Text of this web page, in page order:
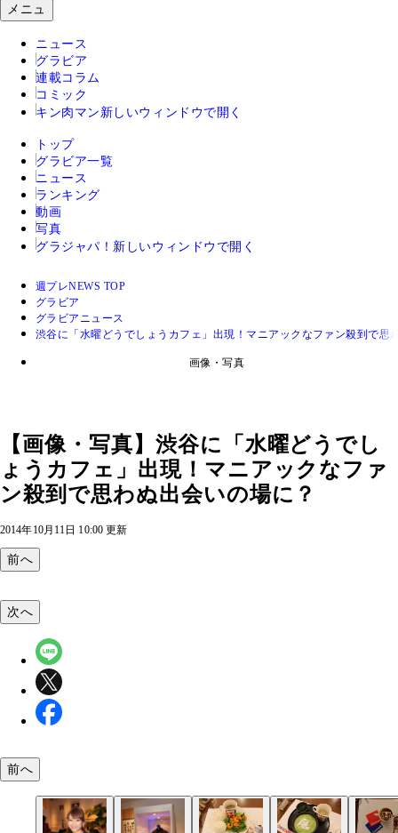
メニュ
ニュース
グラビア
連載コラム
コミック
キン肉マン 新しいウィンドウで開く
トップ
グラビア一覧
ニュース
ランキング
動画
写真
グラジャパ！ 新しいウィンドウで開く
週プレNEWS TOP
グラビア
グラビアニュース
渋谷に「水曜どうでしょうカフェ」出現！マニアックなファン殺到で思
画像・写真
【画像・写真】渋谷に「水曜どうでし
ょうカフェ」出現！マニアックなファ
ン殺到で思わぬ出会いの場に？
2014年10月11日 10:00 更新
前へ
次へ
前へ